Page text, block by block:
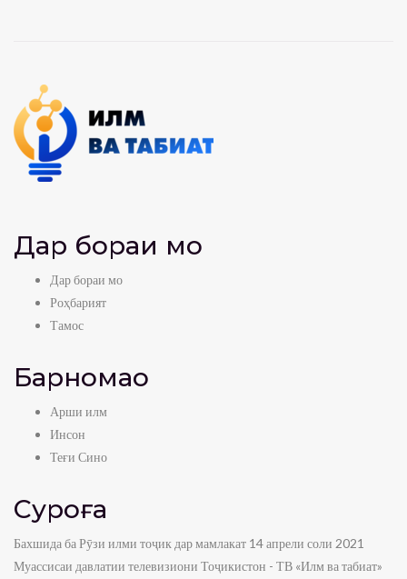
Дар бораи мо
Дар бораи мо
Роҳбарият
Тамос
Барномаҳо
Арши илм
Инсон
Теғи Сино
Суроға
Бахшида ба Рӯзи илми тоҷик дар мамлакат 14 апрели соли 2021
Муассисаи давлатии телевизиони Тоҷикистон - ТВ «Илм ва табиат»